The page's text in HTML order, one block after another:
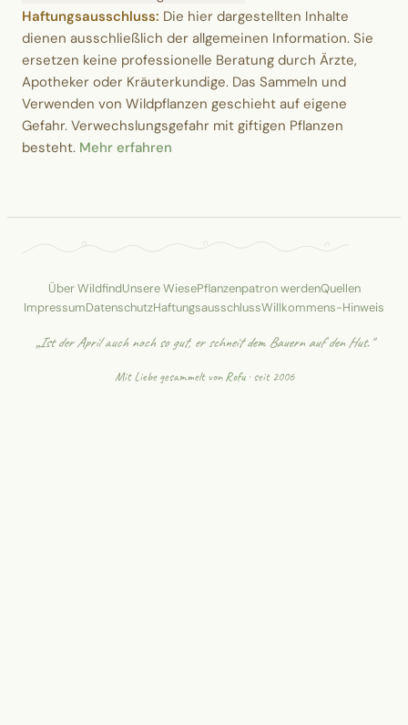
Haftungsausschluss: Die hier dargestellten Inhalte
dienen ausschließlich der allgemeinen Information. Sie
ersetzen keine professionelle Beratung durch Ärzte,
Apotheker oder Kräuterkundige. Das Sammeln und
Verwenden von Wildpflanzen geschieht auf eigene
Gefahr. Verwechslungsgefahr mit giftigen Pflanzen
besteht. Mehr erfahren
Über WildfindUnsere WiesePflanzenpatron werdenQuellen
ImpressumDatenschutzHaftungsausschlussWillkommens-Hinweis
„Ist der April auch noch so gut, er schneit dem Bauern auf den Hut."
Mit Liebe gesammelt vonRofu· seit 2006